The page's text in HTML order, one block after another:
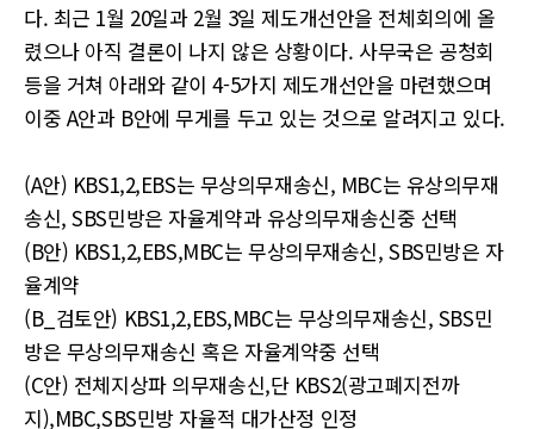
다. 최근 1월 20일과 2월 3일 제도개선안을 전체회의에 올
렸으나 아직 결론이 나지 않은 상황이다. 사무국은 공청회
등을 거쳐 아래와 같이 4-5가지 제도개선안을 마련했으며
이중 A안과 B안에 무게를 두고 있는 것으로 알려지고 있다.
(A안) KBS1,2,EBS는 무상의무재송신, MBC는 유상의무재
송신, SBS민방은 자율계약과 유상의무재송신중 선택
(B안) KBS1,2,EBS,MBC는 무상의무재송신, SBS민방은 자
율계약
(B_검토안) KBS1,2,EBS,MBC는 무상의무재송신, SBS민
방은 무상의무재송신 혹은 자율계약중 선택
(C안) 전체지상파 의무재송신,단 KBS2(광고폐지전까
지),MBC,SBS민방 자율적 대가산정 인정